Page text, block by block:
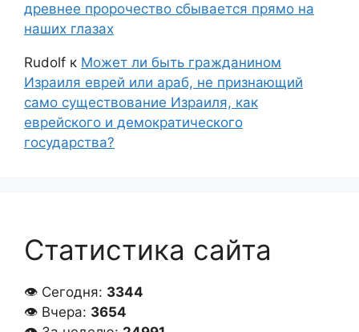
древнее пророчество сбывается прямо на
наших глазах
Rudolf к Может ли быть гражданином
Израиля еврей или араб, не признающий
само существование Израиля, как
еврейского и демократического
государства?
Статистика сайта
👁 Сегодня: 3344
👁 Вчера: 3654